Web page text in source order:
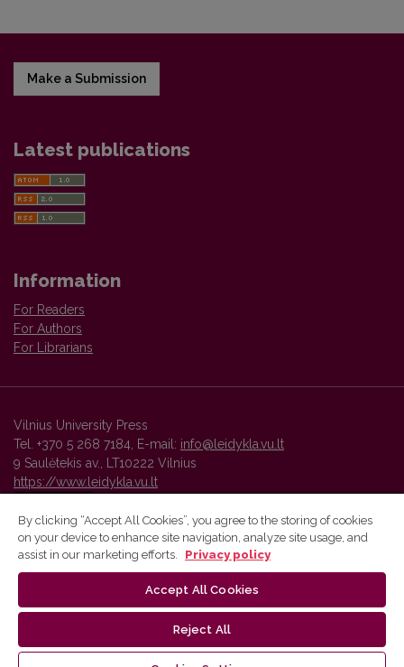
Make a Submission
Latest publications
Information
For Readers
For Authors
For Librarians
Vilnius University Press
Tel. +370 5 268 7184, E-mail: info@leidykla.vu.lt
9 Saulėtekis av., LT10222 Vilnius
https://www.leidykla.vu.lt
Vilnius University Press platform and metadata are distributed by
By clicking “Accept All Cookies”, you agree to the storing of cookies
on your device to enhance site navigation, analyze site usage, and
assist in our marketing efforts.
Privacy policy
Accept All Cookies
Reject All